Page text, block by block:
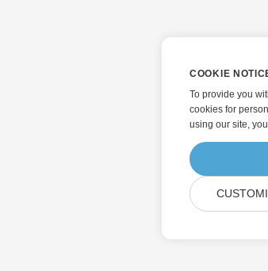
COOKIE
To provide you
cookies for
using our site,